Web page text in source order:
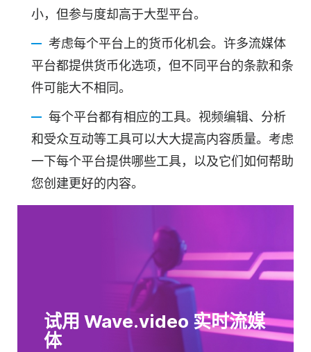
小，但参与度却高于大型平台。
考虑每个平台上的货币化机会。许多流媒体
平台都提供货币化选项，但不同平台的条款和条
件可能大不相同。
每个平台都有相应的工具。视频编辑、分析
和受众互动等工具可以大大提高内容质量。考虑
一下每个平台提供哪些工具，以及它们如何帮助
您创建更好的内容。
试用 Wave.video 实时流媒
体